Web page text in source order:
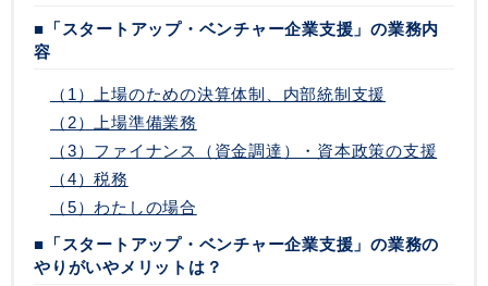
■「スタートアップ・ベンチャー企業支援」の業務内
容
（1）上場のための決算体制、内部統制支援
（2）上場準備業務
（3）ファイナンス（資金調達）・資本政策の支援
（4）税務
（5）わたしの場合
■「スタートアップ・ベンチャー企業支援」の業務の
やりがいやメリットは？